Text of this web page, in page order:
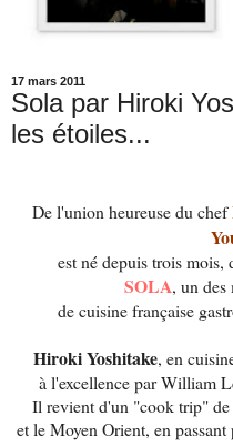
17 mars 2011
Sola par Hiroki
les étoiles...
De l'union heureuse du chef
est né depuis trois mois,
SOLA, un des
de cuisine française
Hiroki Yoshitake, en
à l'excellence par William
Il revient d'un "cook trip"
et le Moyen Orient, en